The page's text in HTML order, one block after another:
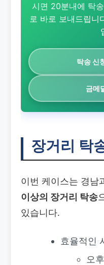
시면 20분내에 탁
로 바로 보내드립니
탁송 신
금메
장거리 탁
이번 케이스는 경남
이상의 장거리 탁송
있습니다.
효율적인
오